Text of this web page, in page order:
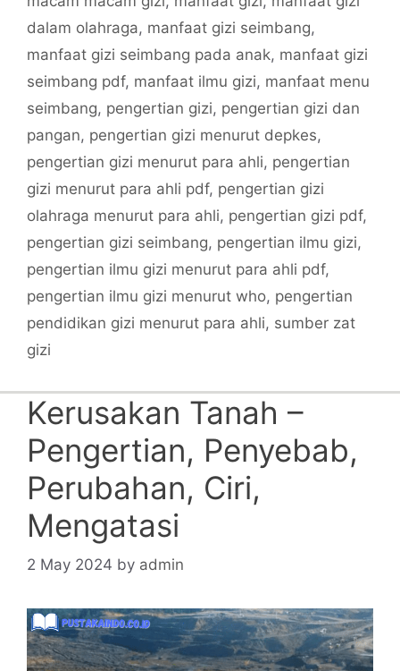
dalam olahraga, manfaat gizi seimbang,
manfaat gizi seimbang pada anak, manfaat gizi
seimbang pdf, manfaat ilmu gizi, manfaat menu
seimbang, pengertian gizi, pengertian gizi dan
pangan, pengertian gizi menurut depkes,
pengertian gizi menurut para ahli, pengertian
gizi menurut para ahli pdf, pengertian gizi
olahraga menurut para ahli, pengertian gizi pdf,
pengertian gizi seimbang, pengertian ilmu gizi,
pengertian ilmu gizi menurut para ahli pdf,
pengertian ilmu gizi menurut who, pengertian
pendidikan gizi menurut para ahli, sumber zat
gizi
Kerusakan Tanah –
Pengertian, Penyebab,
Perubahan, Ciri,
Mengatasi
2 May 2024 by admin